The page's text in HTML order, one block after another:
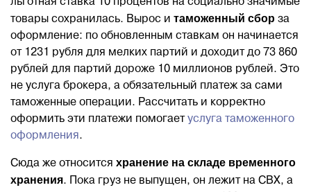
льготная ставка 10 процентов на социально значимые
товары сохранилась. Вырос и таможенный сбор за
оформление: по обновленным ставкам он начинается
от 1231 рубля для мелких партий и доходит до 73 860
рублей для партий дороже 10 миллионов рублей. Это
не услуга брокера, а обязательный платеж за сами
таможенные операции. Рассчитать и корректно
оформить эти платежи помогает услуга таможенного
оформления .
Сюда же относится хранение на складе временного
хранения. Пока груз не выпущен, он лежит на СВХ, а